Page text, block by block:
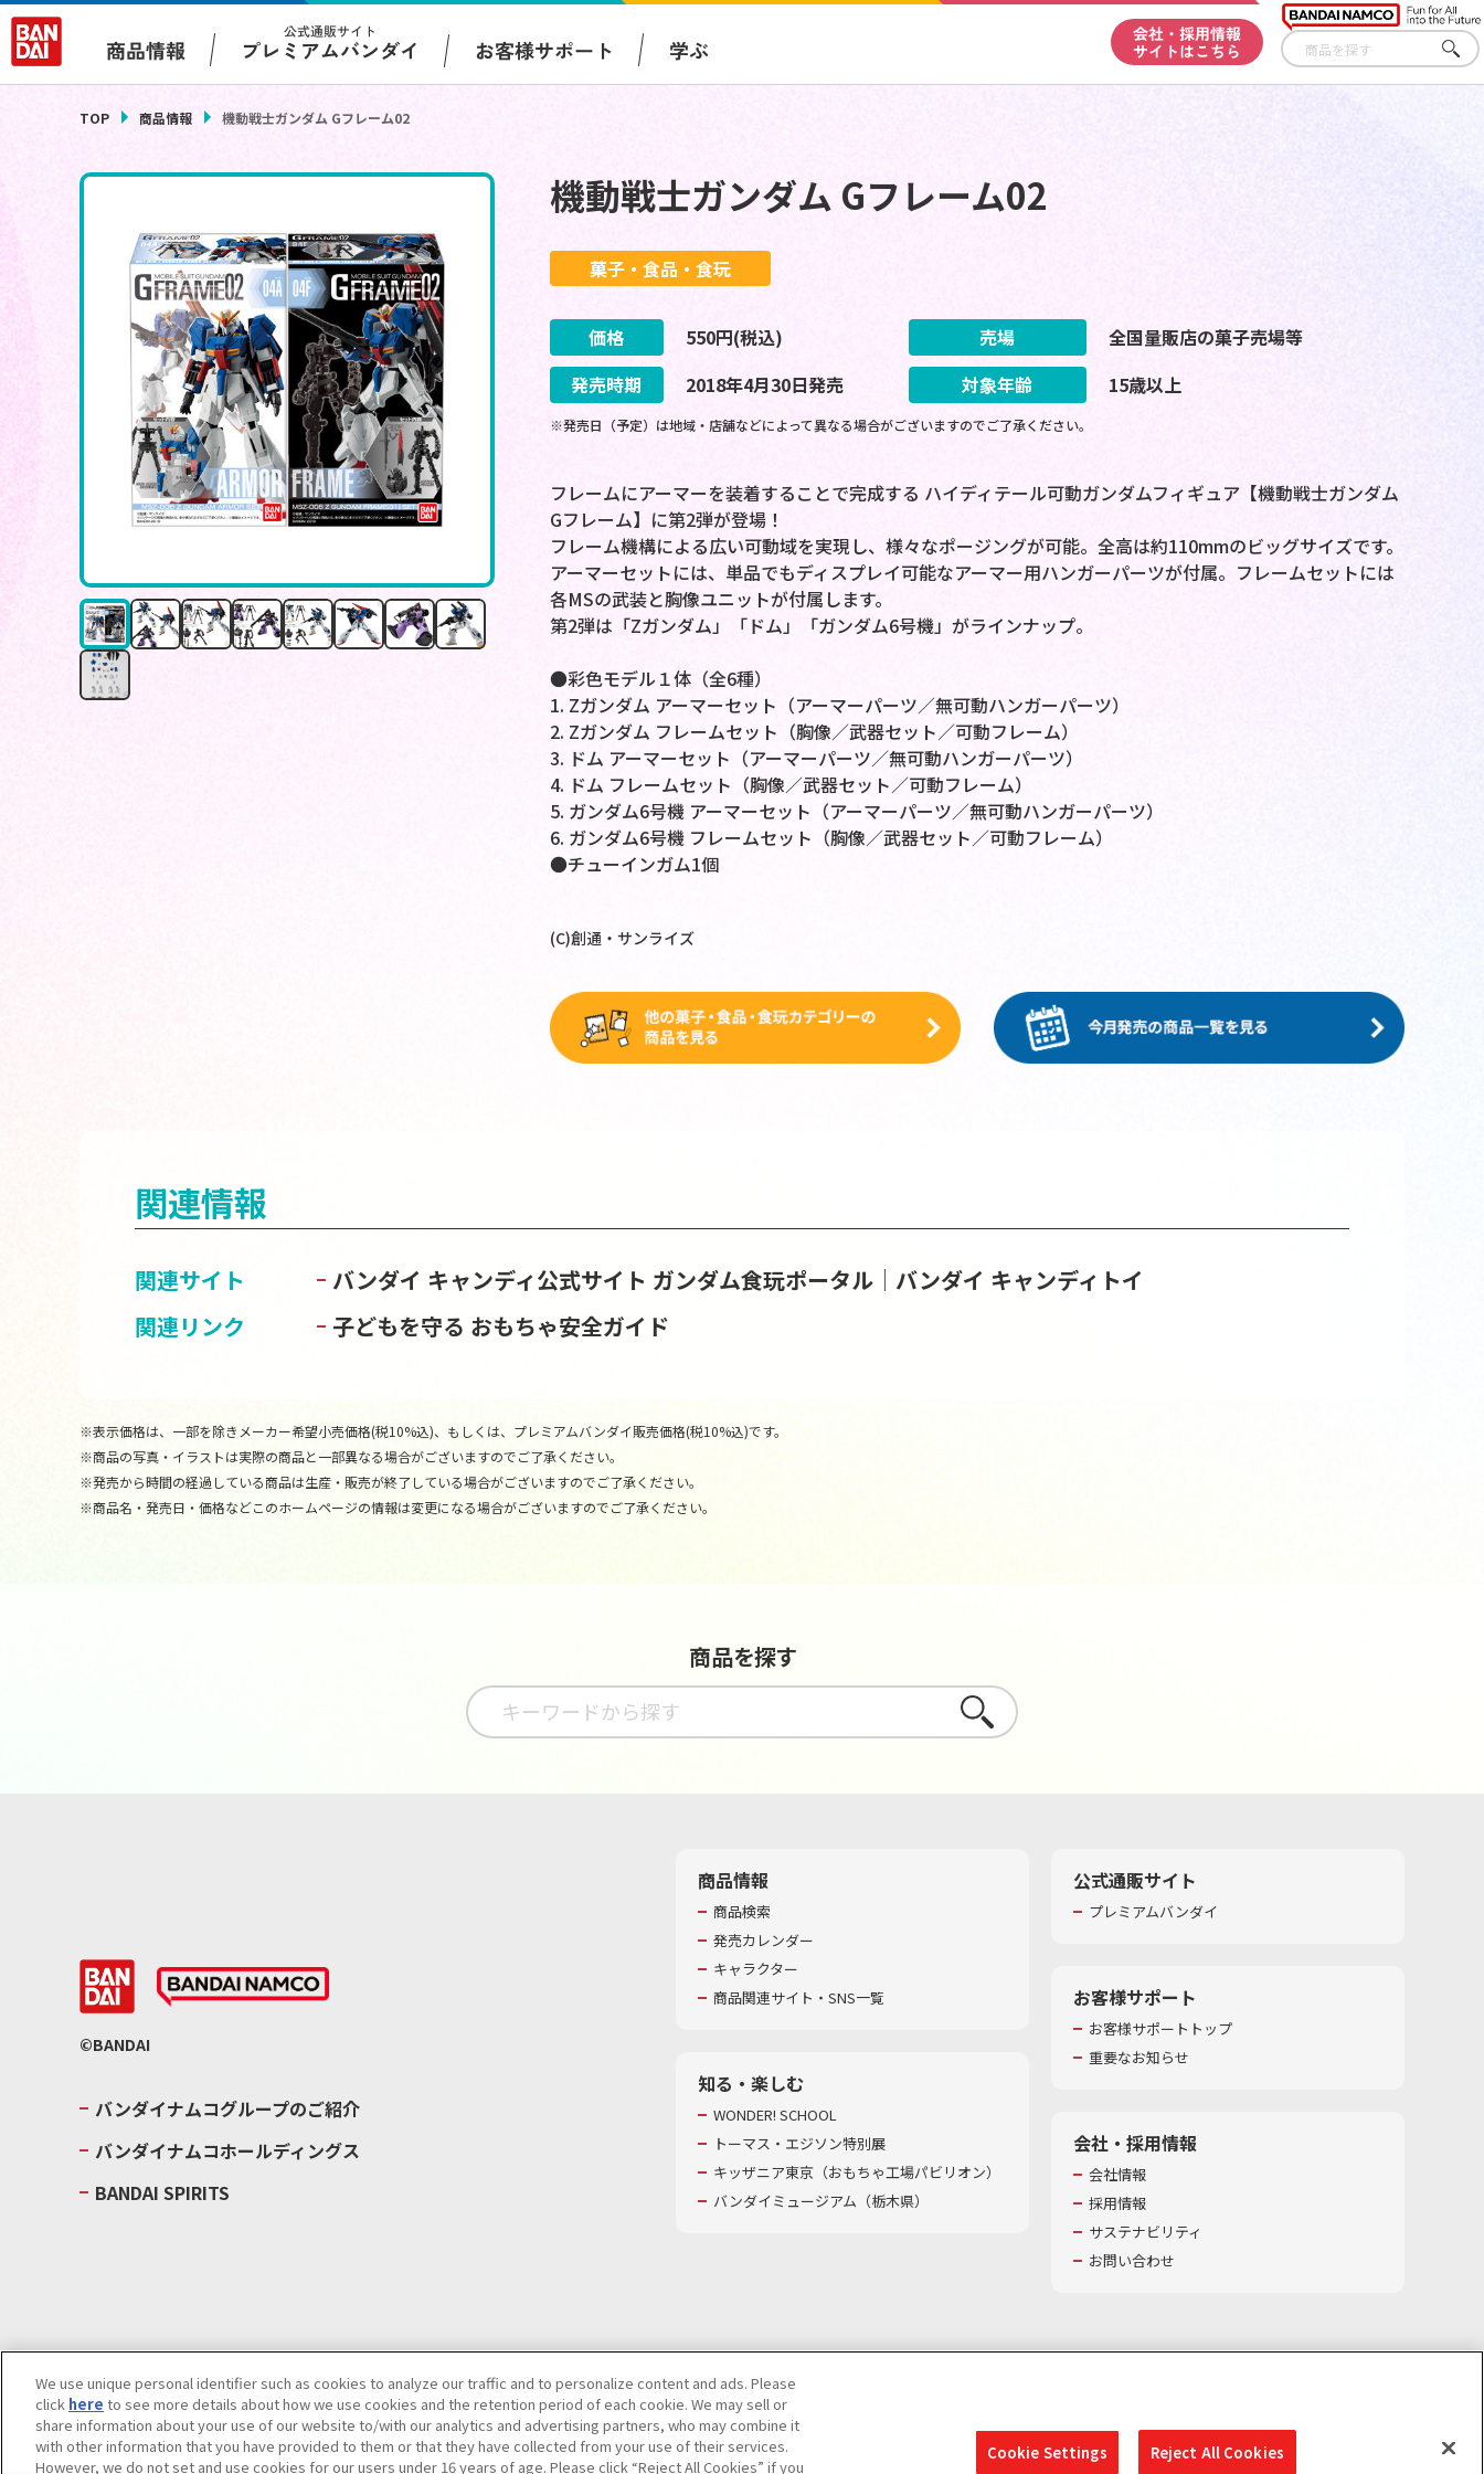
商品情報
公式通販サイト
プレミアムバンダイ お客様サポート 学ぶ
会社・採用情報
サイトはこちら
さが
す
TOP 商品情報 機動戦士ガンダム Gフレーム02
機動戦士ガンダム Gフレーム02
菓子・食品・食玩
価格 550円(税込) 売場
全国量販店の菓子売場等
発売時期
2018年4月30日発売 対象年齢 15歳以上
※発売日（予定）は地域・店舗などによって異なる場合がございますのでご了承ください。
フレームにアーマーを装着することで完成する ハイディテール可動ガンダムフィギュア【機動戦士ガンダム
Gフレーム】に第2弾が登場！
フレーム機構による広い可動域を実現し、様々なポージングが可能。全高は約110mmのビッグサイズです。
アーマーセットには、単品でもディスプレイ可能なアーマー用ハンガーパーツが付属。フレームセットには
各MSの武装と胸像ユニットが付属します。
第2弾は「Zガンダム」「ドム」「ガンダム6号機」がラインナップ。
●彩色モデル１体（全6種）
1. Zガンダム アーマーセット（アーマーパーツ／無可動ハンガーパーツ）
2. Zガンダム フレームセット（胸像／武器セット／可動フレーム）
3. ドム アーマーセット（アーマーパーツ／無可動ハンガーパーツ）
4. ドム フレームセット（胸像／武器セット／可動フレーム）
5. ガンダム6号機 アーマーセット（アーマーパーツ／無可動ハンガーパーツ）
6. ガンダム6号機 フレームセット（胸像／武器セット／可動フレーム）
●チューインガム1個
(C)創通・サンライズ
関連情報
関連サイト バンダイ キャンディ公式サイト ガンダム食玩ポータル│バンダイ キャンディトイ
関連リンク
子どもを守る おもちゃ安全ガイド
※表示価格は、一部を除きメーカー希望小売価格(税10%込)、もしくは、プレミアムバンダイ販売価格(税10%込)です。
※商品の写真・イラストは実際の商品と一部異なる場合がございますのでご了承ください。
※発売から時間の経過している商品は生産・販売が終了している場合がございますのでご了承ください。
※商品名・発売日・価格などこのホームページの情報は変更になる場合がございますのでご了承ください。
商品を探す
さがす
©BANDAI
バンダイナムコグループのご紹介
バンダイナムコホールディングス
BANDAI SPIRITS
商品情報
商品検索
発売カレンダー
キャラクター
商品関連サイト・SNS一覧
知る・楽しむ
WONDER! SCHOOL
トーマス・エジソン特別展
キッザニア東京（おもちゃ工場パビリオン）​
バンダイミュージアム（栃木県）
公式通販サイト
プレミアムバンダイ
お客様サポート
お客様サポートトップ
重要なお知らせ
会社・採用情報
会社情報
採用情報
サステナビリティ
お問い合わせ
ウェブサイトご利用条件ソーシャルメディアポリシー個人情報及び特定個人情報等の取り扱いに関する保護方針
Do Not Sell or Share My Personal Information著作権・商標についてカスタマーハラスメントに対する基本的な対応方針
We use unique personal identifier such as cookies to analyze our traffic and to personalize content and ads. Please
click here to see more details about how we use cookies and the retention period of each cookie. We may sell or
share information about your use of our website to/with our analytics and advertising partners, who may combine it
with other information that you have provided to them or that they have collected from your use of their services.
However, we do not set and use cookies for our users under 16 years of age. Please click “Reject All Cookies” if you
Cookie Settings Reject All Cookies